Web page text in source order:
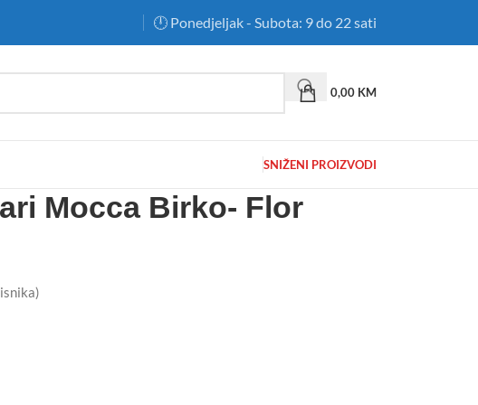
🕛 Ponedjeljak - Subota: 9 do 22 sati
0,00 KM
SNIŽENI PROIZVODI
Mocca Birko- Flor